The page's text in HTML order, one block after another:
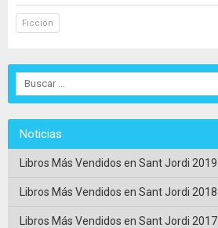
Ficción
Noticias
Libros Más Vendidos en Sant Jordi 2019
Libros Más Vendidos en Sant Jordi 2018
Libros Más Vendidos en Sant Jordi 2017